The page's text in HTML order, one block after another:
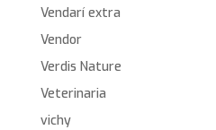
Vendarí extra
Vendor
Verdis Nature
Veterinaria
vichy